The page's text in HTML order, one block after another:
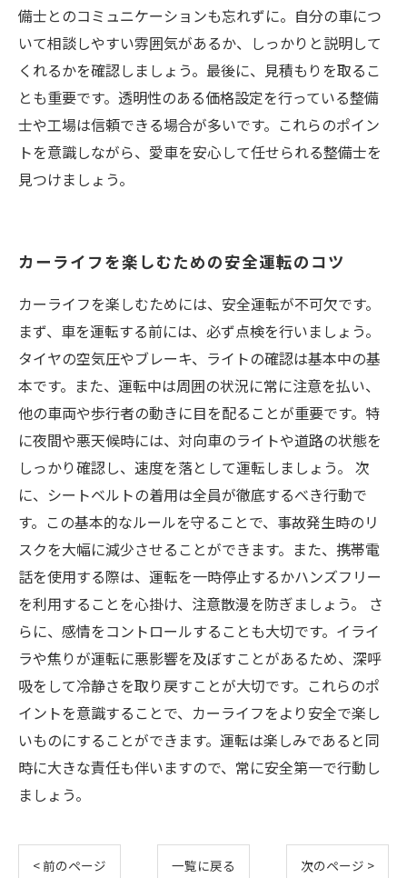
備士とのコミュニケーションも忘れずに。自分の車につ
いて相談しやすい雰囲気があるか、しっかりと説明して
くれるかを確認しましょう。最後に、見積もりを取るこ
とも重要です。透明性のある価格設定を行っている整備
士や工場は信頼できる場合が多いです。これらのポイン
トを意識しながら、愛車を安心して任せられる整備士を
見つけましょう。
カーライフを楽しむための安全運転のコツ
カーライフを楽しむためには、安全運転が不可欠です。
まず、車を運転する前には、必ず点検を行いましょう。
タイヤの空気圧やブレーキ、ライトの確認は基本中の基
本です。また、運転中は周囲の状況に常に注意を払い、
他の車両や歩行者の動きに目を配ることが重要です。特
に夜間や悪天候時には、対向車のライトや道路の状態を
しっかり確認し、速度を落として運転しましょう。 次
に、シートベルトの着用は全員が徹底するべき行動で
す。この基本的なルールを守ることで、事故発生時のリ
スクを大幅に減少させることができます。また、携帯電
話を使用する際は、運転を一時停止するかハンズフリー
を利用することを心掛け、注意散漫を防ぎましょう。 さ
らに、感情をコントロールすることも大切です。イライ
ラや焦りが運転に悪影響を及ぼすことがあるため、深呼
吸をして冷静さを取り戻すことが大切です。これらのポ
イントを意識することで、カーライフをより安全で楽し
いものにすることができます。運転は楽しみであると同
時に大きな責任も伴いますので、常に安全第一で行動し
ましょう。
< 前のページ 一覧に戻る 次のページ >